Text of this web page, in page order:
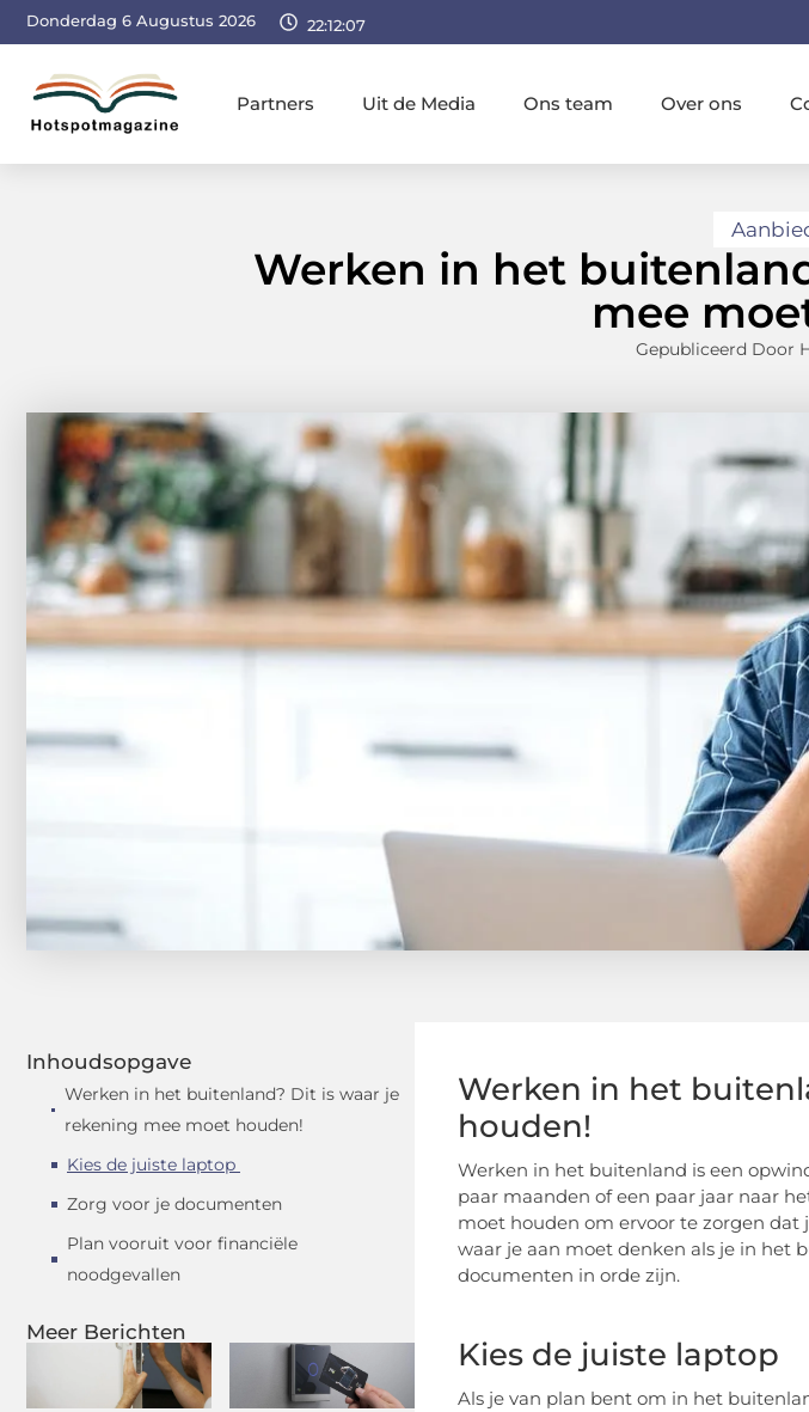
Donderdag 6 Augustus 2026 22:12:08
Partners Uit de Media Ons team Over ons
Werken in het
mee
Gepubliceerd Door
Inhoudsopgave
Werken in het buitenland? Dit is waar je
rekening mee moet houden!
Kies de juiste laptop
Zorg voor je documenten
Plan vooruit voor financiële
noodgevallen
Meer Berichten
Werken in het
houden!
Werken in het buitenland is een
paar maanden of een paar jaar naar
moet houden om ervoor te zorgen dat
waar je aan moet denken als je in het
documenten in orde zijn.
Kies de juiste laptop
Als je van plan bent om in het